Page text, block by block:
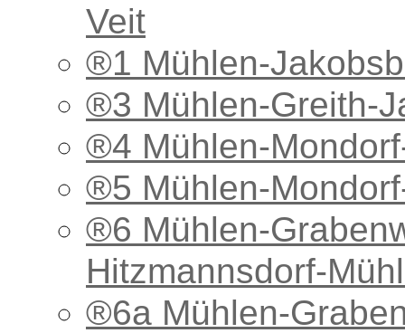
Veit
®1 Mühlen-
®3 Mühlen-Greith-
®4 Mühlen-
®5 Mühlen-
®6 Mühlen-
Hitzmannsdorf-
®6a Mühlen-